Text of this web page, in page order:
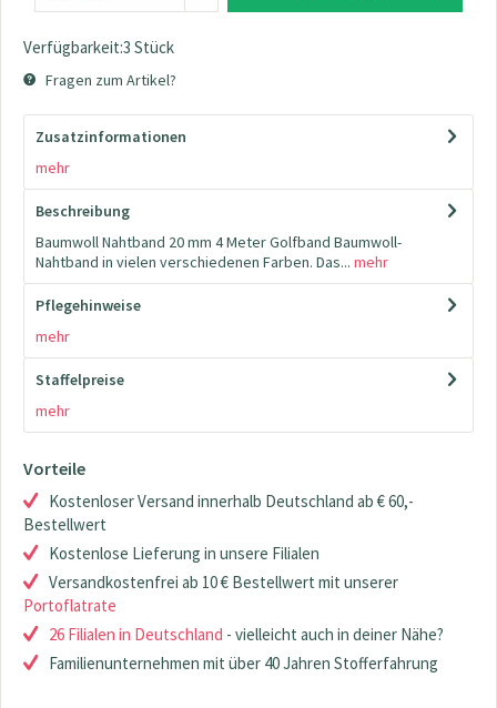
Verfügbarkeit:3 Stück
Fragen zum Artikel?
Zusatzinformationen
mehr
Beschreibung
Baumwoll Nahtband 20 mm 4 Meter Golfband Baumwoll-
Nahtband in vielen verschiedenen Farben. Das... mehr
Pflegehinweise
mehr
Staffelpreise
mehr
Vorteile
Kostenloser Versand innerhalb Deutschland ab € 60,-
Bestellwert
Kostenlose Lieferung in unsere Filialen
Versandkostenfrei ab 10 € Bestellwert mit unserer
Portoflatrate
26 Filialen in Deutschland - vielleicht auch in deiner Nähe?
Familienunternehmen mit über 40 Jahren Stofferfahrung